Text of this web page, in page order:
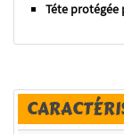
Téte protégée